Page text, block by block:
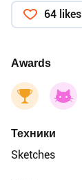
64 likes
Awards
Техники
Sketches